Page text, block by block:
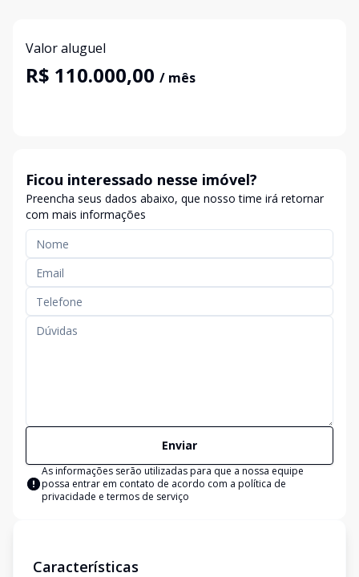
Valor aluguel
R$ 110.000,00 / mês
Ficou interessado nesse imóvel?
Preencha seus dados abaixo, que nosso time irá retornar
com mais informações
Enviar
As informações serão utilizadas para que a nossa equipe
possa entrar em contato de acordo com a política de
privacidade e termos de serviço
Características